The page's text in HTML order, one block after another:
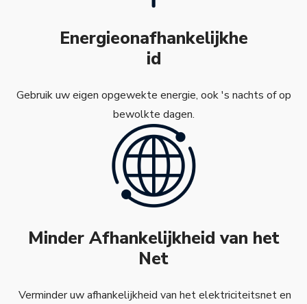
Energieonafhankelijkhe
id
Gebruik uw eigen opgewekte energie, ook 's nachts of op
bewolkte dagen.
Minder Afhankelijkheid van het
Net
Verminder uw afhankelijkheid van het elektriciteitsnet en